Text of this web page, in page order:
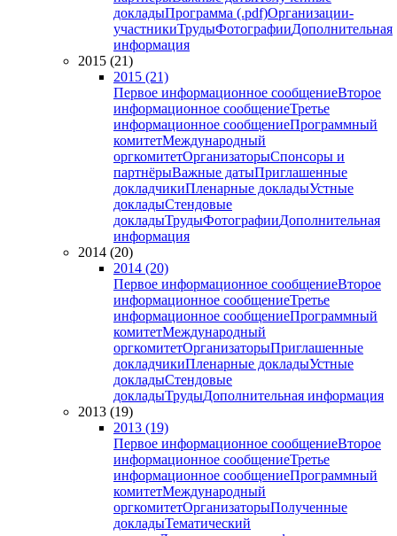
докладыПрограмма (.pdf)Организации-
участникиТрудыФотографииДополнительная
информация
2015 (21)
2015 (21)
Первое информационное сообщениеВторое
информационное сообщениеТретье
информационное сообщениеПрограммный
комитетМеждународный
оргкомитетОрганизаторыСпонсоры и
партнёрыВажные датыПриглашенные
докладчикиПленарные докладыУстные
докладыСтендовые
докладыТрудыФотографииДополнительная
информация
2014 (20)
2014 (20)
Первое информационное сообщениеВторое
информационное сообщениеТретье
информационное сообщениеПрограммный
комитетМеждународный
оргкомитетОрганизаторыПриглашенные
докладчикиПленарные докладыУстные
докладыСтендовые
докладыТрудыДополнительная информация
2013 (19)
2013 (19)
Первое информационное сообщениеВторое
информационное сообщениеТретье
информационное сообщениеПрограммный
комитетМеждународный
оргкомитетОрганизаторыПолученные
докладыТематический